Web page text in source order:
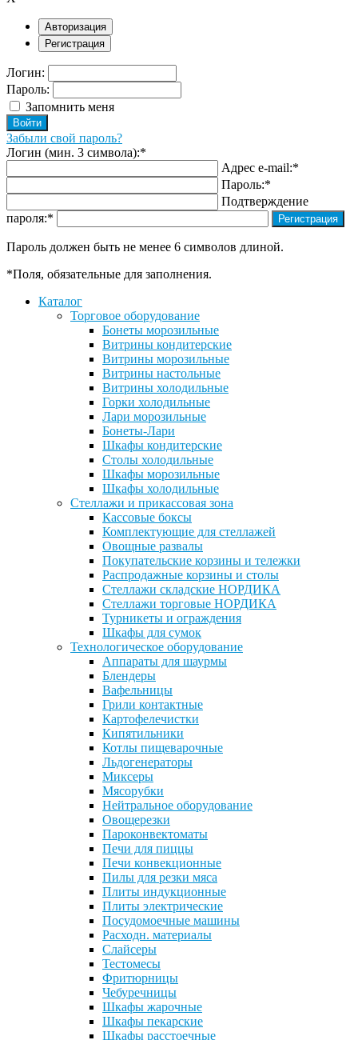
Авторизация
Регистрация
Логин:
Пароль:
Запомнить меня
Забыли свой пароль?
Логин (мин. 3 символа):*
Адрес e-mail:*
Пароль:*
Подтверждение
пароля:*
Пароль должен быть не менее 6 символов длиной.
*Поля, обязательные для заполнения.
Каталог
Торговое оборудование
Бонеты морозильные
Витрины кондитерские
Витрины морозильные
Витрины настольные
Витрины холодильные
Горки холодильные
Лари морозильные
Бонеты-Лари
Шкафы кондитерские
Столы холодильные
Шкафы морозильные
Шкафы холодильные
Стеллажи и прикассовая зона
Кассовые боксы
Комплектующие для стеллажей
Овощные развалы
Покупательские корзины и тележки
Распродажные корзины и столы
Стеллажи складские НОРДИКА
Стеллажи торговые НОРДИКА
Турникеты и ограждения
Шкафы для сумок
Технологическое оборудование
Аппараты для шаурмы
Блендеры
Вафельницы
Грили контактные
Картофелечистки
Кипятильники
Котлы пищеварочные
Льдогенераторы
Миксеры
Мясорубки
Нейтральное оборудование
Овощерезки
Пароконвектоматы
Печи для пиццы
Печи конвекционные
Пилы для резки мяса
Плиты индукционные
Плиты электрические
Посудомоечные машины
Расходн. материалы
Слайсеры
Тестомесы
Фритюрницы
Чебуречницы
Шкафы жарочные
Шкафы пекарские
Шкафы расстоечные